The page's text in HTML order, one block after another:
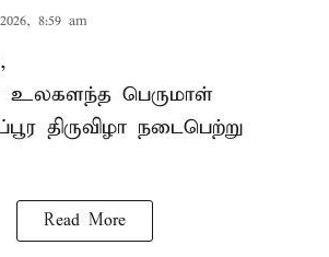
8:59 am
உலகளந்த பெருமாள்
திருவிழா நடைபெற்று
Read More